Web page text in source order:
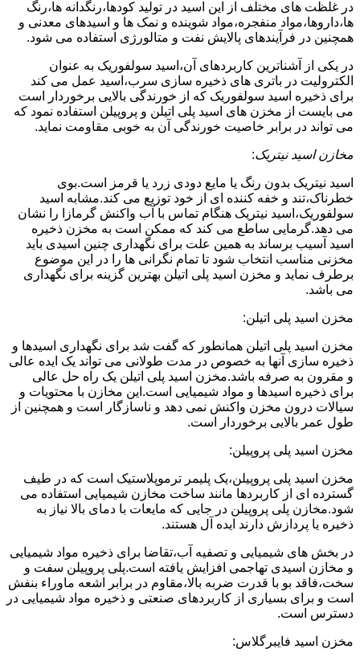
در غلظت های مختلف از این اسید در تولید کودها،رنگدانه ها،رنگ
ها،داروها،مواد منفجره،مواد شوینده و نمک ها و اسیدهای معدنی و
همچنین در فرآیندهای پالایش نفت و متالورژی استفاده می شود.
در یکی از آشناترین کاربردهای آن،اسید سولفوریک به عنوان
الکترولیت در باتری های ذخیره سازی سرب،اسید عمل می کند
برای ذخیره اسید سولفوریک که از خورندگی بالایی برخوردار است
می بایست از مخزن های اسید پلی اتیلن و پروپیلن استفاده نمود که
می تواند در برابر خاصیت خورندگی آن به خوبی مقاومت نماید.
مخازن اسید نیتریک:
اسید نیتریک بدون رنگ یا مایع دودی زرد یا قرمز است.بوی
خطرناک،تند و خفه کننده ای از خود توزیع می کند.مشابه اسید
سولفوریک،اسید نیتریک هنگام تماس با آب واکنش گرمازا را نشان
می دهد.گرمایی ساطع می کند که ممکن است به مخزن ذخیره
اسید آسیب برساند به همین علت برای نگهداری چنین اسیدی باید
مخزنی مناسب انتخاب شود تا تمام نگرانی ها را در این موضوع
برطرف نماید و مخزن اسید پلی اتیلن بهترین گزینه برای نگهداری
می باشد.
مخزن اسید پلی اتیلن:
مخزن اسید پلی اتیلن همانطور که گفت شد برای نگهداری اسیدها و
ذخیره سازی آنها به خصوص در مدت طولانی می تواند یک ایده عالی
و مقرون به صرفه باشد.مخزن اسید پلی اتیلن یک راه حل عالی
برای ذخیره اسیدها و مواد شیمیایی است.این مخازن با محتویات و
سیالات درون مخزن واکنش نمی دهد و ناسازگار است و همچنین از
طول عمر بالایی برخوردار است.
مخزن اسید پلی پروپیلن:
مخزن اسید پلی پروپیلن،یک پلیمر ترموپلاستیک است که در طیف
گسترده ای از کاربردها مانند ساخت مخازن شیمیایی استفاده می
شود.مخازن پلی پروپیلن در جایی که مایعات با دمای بالا نیاز به
ذخیره یا پردازش دارند ایده آل هستند.
در بخش های شیمیایی و تصفیه آب،تقاضا برای ذخیره مواد شیمیایی
و مخازن اسیدی تهاجمی افزایش یافته است.پلی پروپیلن سفت و
سخت،فاقد بو با قدرت ضربه بالا،مقاوم در برابر اشعه ماوراء بنفش
است و برای بسیاری از کاربردهای صنعتی و ذخیره مواد شیمیایی در
دسترس است.
مخزن اسید فایبرگلاس: